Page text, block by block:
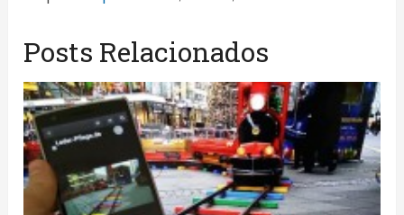
Posts Relacionados